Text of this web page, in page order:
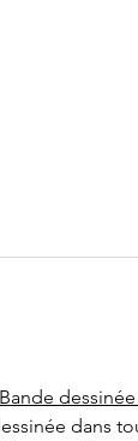
Bande
dans